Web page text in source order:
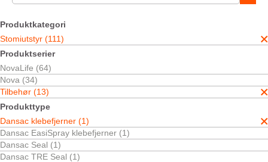
Produktkategori
Stomiutstyr (111)
Produktserier
NovaLife (64)
Nova (34)
Tilbehør (13)
Produkttype
Dansac klebefjerner (1)
Dansac EasiSpray klebefjerner (1)
Dansac Seal (1)
Dansac TRE Seal (1)
Dine valg:
Stomiutstyr
Tilbehør
Dansac klebefjerner
Ditt valg matchet1resultater
Sorter etter: